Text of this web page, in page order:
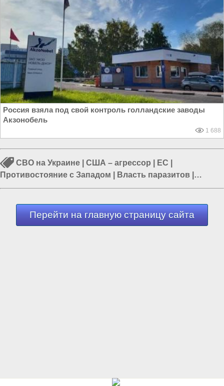
Россия взяла под свой контроль голландские заводы
Акзонобель
1 688
СВО на Украине США – агрессор ЕС
Противостояние с Западом
Власть паразитов
Политика в мире|Еврейская хунта Украины
Перейти на главную страницу сайта